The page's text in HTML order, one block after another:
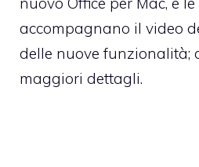
accompagnano il video
delle nuove funzionalità;
maggiori dettagli.